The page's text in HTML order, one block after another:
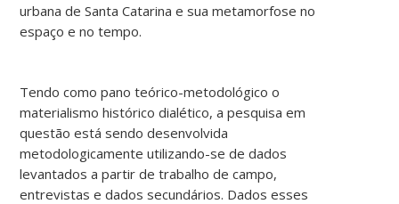
urbana de Santa Catarina e sua metamorfose no
espaço e no tempo.
Tendo como pano teórico-metodológico o
materialismo histórico dialético, a pesquisa em
questão está sendo desenvolvida
metodologicamente utilizando-se de dados
levantados a partir de trabalho de campo,
entrevistas e dados secundários. Dados esses